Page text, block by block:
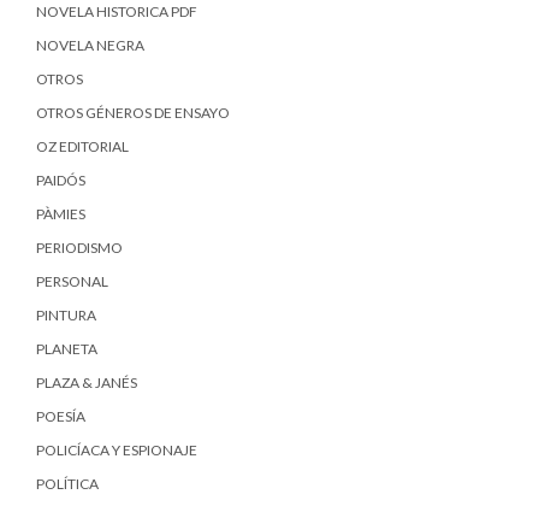
NOVELA HISTORICA PDF
NOVELA NEGRA
OTROS
OTROS GÉNEROS DE ENSAYO
OZ EDITORIAL
PAIDÓS
PÀMIES
PERIODISMO
PERSONAL
PINTURA
PLANETA
PLAZA & JANÉS
POESÍA
POLICÍACA Y ESPIONAJE
POLÍTICA